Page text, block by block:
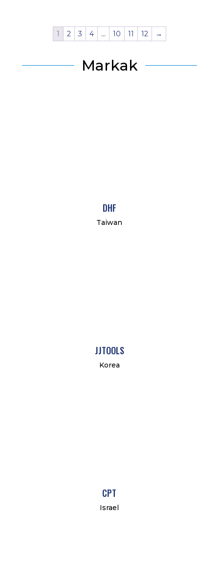
1 2 3 4 … 10 11 12 →
Markak
DHF
Taiwan
JJTOOLS
Korea
CPT
Israel